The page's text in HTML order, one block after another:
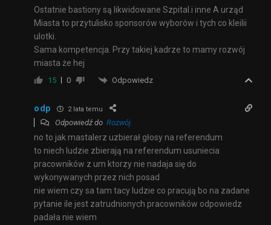
Ostatnie bastiony są likwidowane Szpital.i inne A urząd
Miasta to przytulisko sponsorów wyborów i tych co kleilii
ulotki.
Sama kompetencja. Przy takiej kadrze to mamy rozwój
miasta że hej
15 0 Odpowiedz
odp 2 lata temu
Odpowiedź do Rozwój
no to jak mastalerz uzbierał głosy na referendum
to niech ludzie zbierają na referendum usuniecia
pracowników z um ktorzy nie nadaja się do
wykonywanych przez nich posad
nie wiem czy sa tam tacy ludzie co pracują bo na zadane
pytanie ile jest zatrudnionych pracowników odpowiedz
padała nie wiem